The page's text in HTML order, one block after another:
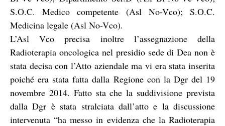
S.O.C. Medico competente (Asl No-Vco); S.O.C.
Medicina legale (Asl No-Vco).
L’Asl Vco precisa inoltre l’assegnazione della
Radioterapia oncologica nel presidio sede di Dea non è
stata decisa con l’Atto aziendale ma vi era stata inserita
poiché era stata fatta dalla Regione con la Dgr del 19
novembre 2014. Fatto sta che la suddivisione prevista
dalla Dgr è stata stralciata dall’atto e la discussione
intervenuta “ha messo in evidenza che la Radioterapia